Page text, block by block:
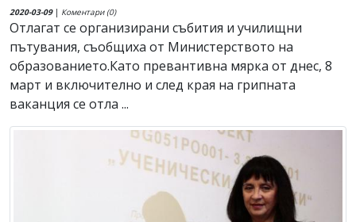
2020-03-09| Коментари (0)
Отлагат се организирани събития и училищни
пътувания, съобщиха от Министерството на
образованието.Като превантивна мярка от днес, 8
март и включително и след края на грипната
ваканция се отла ...